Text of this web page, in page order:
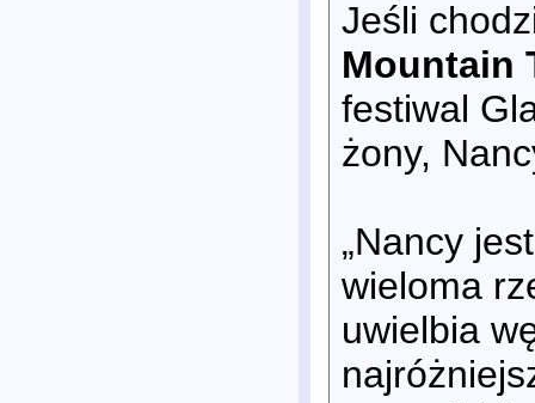
Jeśli
Mountain
festiwal
żony,
„Nancy
wieloma
uwielbia